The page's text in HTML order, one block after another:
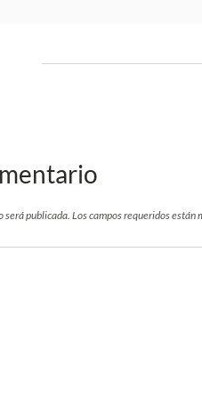
será publicada. Los campos requeridos están